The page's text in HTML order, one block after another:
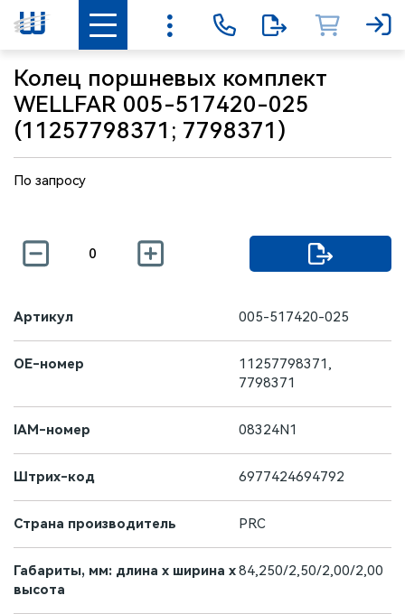
Колец поршневых комплект
WELLFAR 005-517420-025
(11257798371; 7798371)
По запросу
Артикул 005-517420-025
OE-номер
11257798371,
7798371
IAM-номер 08324N1
Штрих-код 6977424694792
Страна производитель PRC
Габариты, мм: длина х ширина х
высота
84,250/2,50/2,00/2,00